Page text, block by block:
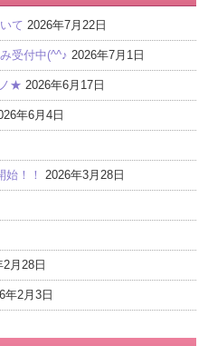
て 2026年7月22日
受付中(^^♪ 2026年7月1日
ノ★ 2026年6月17日
年6月4日
！！ 2026年3月28日
2月28日
年2月3日